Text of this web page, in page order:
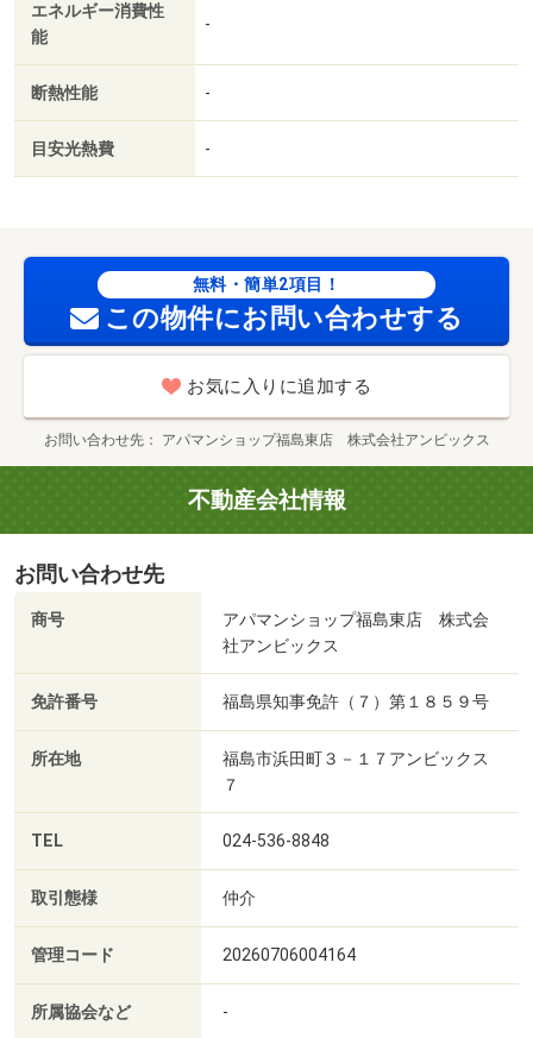
エネルギー消費性
能
-
断熱性能 -
目安光熱費 -
無料・簡単2項目！
この物件にお問い合わせする
お気に入りに追加する
お問い合わせ先 アパマンショップ福島東店 株式会社アンビックス
不動産会社情報
お問い合わせ先
商号
アパマンショップ福島東店 株式会
社アンビックス
免許番号 福島県知事免許（７）第１８５９号
所在地
福島市浜田町３－１７アンビックス
７
TEL 024-536-8848
取引態様 仲介
管理コード 20260706004164
所属協会など -